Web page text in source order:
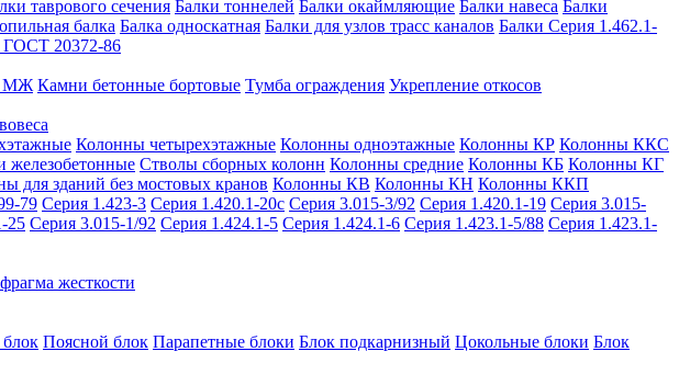
таврового сечения Балки тоннелей Балки окаймляющие Балки навеса Балки
балка Балка односкатная Балки для узлов трасс каналов Балки Серия 1.462.1-
ГОСТ 20372-86
МЖ Камни бетонные бортовые Тумба ограждения Укрепление откосов
Колонны четырехэтажные Колонны одноэтажные Колонны КР Колонны ККС
железобетонные Стволы сборных колонн Колонны средние Колонны КБ Колонны КГ
для зданий без мостовых кранов Колонны КВ Колонны КН Колонны ККП
79 Серия 1.423-3 Серия 1.420.1-20с Серия 3.015-3/92 Серия 1.420.1-19 Серия 3.015-
25 Серия 3.015-1/92 Серия 1.424.1-5 Серия 1.424.1-6 Серия 1.423.1-5/88 Серия 1.423.1-
жесткости
Поясной блок Парапетные блоки Блок подкарнизный Цокольные блоки Блок